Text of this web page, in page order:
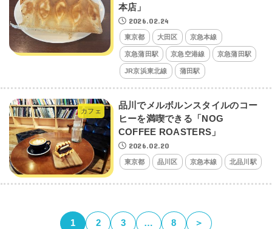
本店」
2026.02.24
東京都 大田区 京急本線
京急蒲田駅 京急空港線 京急蒲田駅
JR京浜東北線 蒲田駅
カフェ
品川でメルボルンスタイルのコー
ヒーを満喫できる「NOG
COFFEE ROASTERS」
2026.02.20
東京都 品川区 京急本線 北品川駅
1 2 3 … 8 ＞